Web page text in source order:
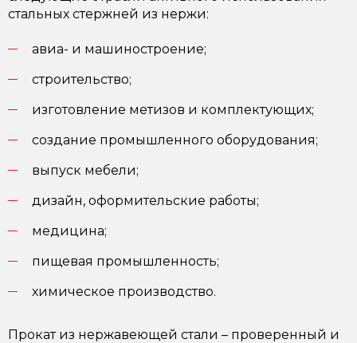
стальных стержней из нержи:
авиа- и машиностроение;
строительство;
изготовление метизов и комплектующих;
создание промышленного оборудования;
выпуск мебели;
дизайн, оформительские работы;
медицина;
пищевая промышленность;
химическое производство.
Прокат из нержавеющей стали – проверенный и